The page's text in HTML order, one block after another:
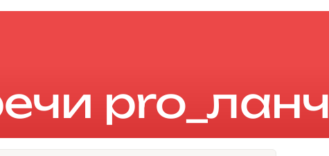
pro_ланч